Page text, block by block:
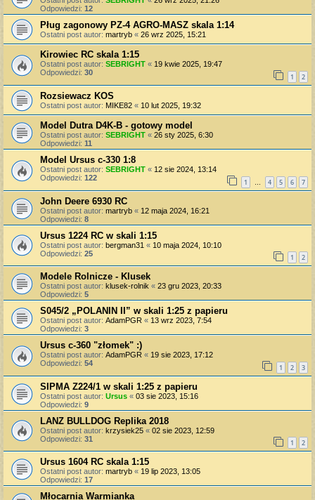
Odpowiedzi: 12
Pług zagonowy PZ-4 AGRO-MASZ skala 1:14
Ostatni post autor: martryb « 26 wrz 2025, 15:21
Kirowiec RC skala 1:15
Ostatni post autor: SEBRIGHT « 19 kwie 2025, 19:47
Odpowiedzi: 30 1 2
Rozsiewacz KOS
Ostatni post autor: MIKE82 « 10 lut 2025, 19:32
Model Dutra D4K-B - gotowy model
Ostatni post autor: SEBRIGHT « 26 sty 2025, 6:30
Odpowiedzi: 11
Model Ursus c-330 1:8
Ostatni post autor: SEBRIGHT « 12 sie 2024, 13:14
Odpowiedzi: 122 1 … 4 5 6 7
John Deere 6930 RC
Ostatni post autor: martryb « 12 maja 2024, 16:21
Odpowiedzi: 8
Ursus 1224 RC w skali 1:15
Ostatni post autor: bergman31 « 10 maja 2024, 10:10
Odpowiedzi: 25 1 2
Modele Rolnicze - Klusek
Ostatni post autor: klusek-rolnik « 23 gru 2023, 20:33
Odpowiedzi: 5
S045/2 „POLANIN II” w skali 1:25 z papieru
Ostatni post autor: AdamPGR « 13 wrz 2023, 7:54
Odpowiedzi: 3
Ursus c-360 "złomek" :)
Ostatni post autor: AdamPGR « 19 sie 2023, 17:12
Odpowiedzi: 54 1 2 3
SIPMA Z224/1 w skali 1:25 z papieru
Ostatni post autor: Ursus « 03 sie 2023, 15:16
Odpowiedzi: 9
LANZ BULLDOG Replika 2018
Ostatni post autor: krzysiek25 « 02 sie 2023, 12:59
Odpowiedzi: 31 1 2
Ursus 1604 RC skala 1:15
Ostatni post autor: martryb « 19 lip 2023, 13:05
Odpowiedzi: 17
Młocarnia Warmianka